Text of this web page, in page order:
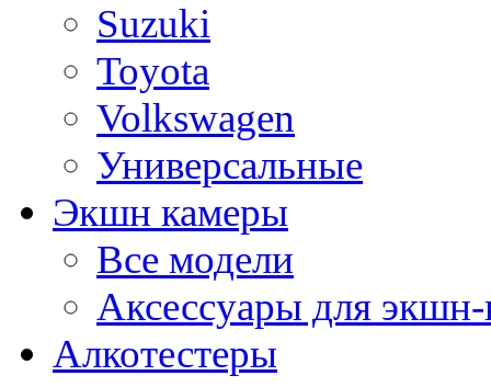
Suzuki
Toyota
Volkswagen
Универсальные
Экшн камеры
Все модели
Аксессуары для
Алкотестеры